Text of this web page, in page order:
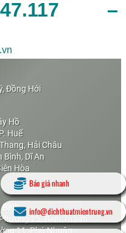
–
Đồng Hới
Hồ
Huế
Hải Châu
Bình, Dĩ An
Hòa
Bình
25, Bình Thạnh
11, Phú Nhuận
Báo giá nhanh
info@dichthuatmientrung.vn